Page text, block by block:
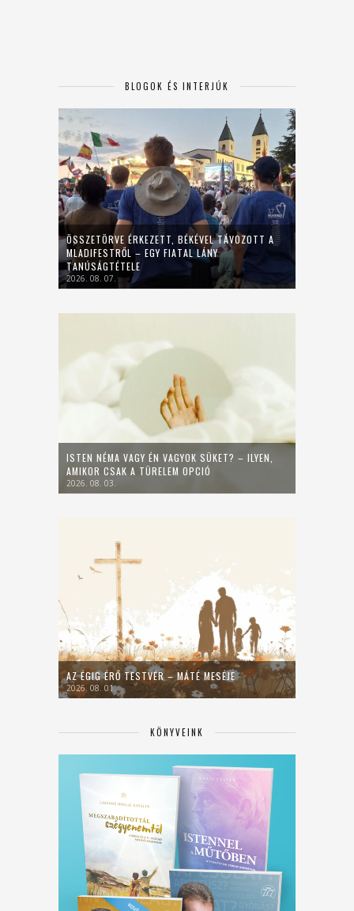
BLOGOK ÉS INTERJÚK
ÖSSZETÖRVE ÉRKEZETT, BÉKÉVEL TÁVOZOTT A
MLADIFESTRŐL – EGY FIATAL LÁNY
TANÚSÁGTÉTELE
2026. 08. 07.
ISTEN NÉMA VAGY ÉN VAGYOK SÜKET? – ILYEN,
AMIKOR CSAK A TÜRELEM OPCIÓ
2026. 08. 03.
AZ ÉGIG ÉRŐ TESTVÉR – MÁTÉ MESÉJE
2026. 08. 01.
KÖNYVEINK